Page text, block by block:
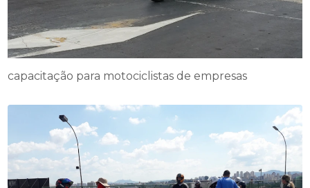
capacitação para motociclistas de empresas